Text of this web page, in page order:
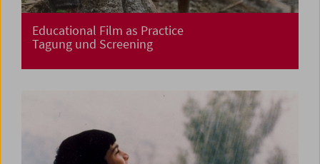
Educational Film as Practice
Tagung und Screening